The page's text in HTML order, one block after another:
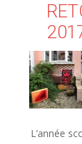
L’année